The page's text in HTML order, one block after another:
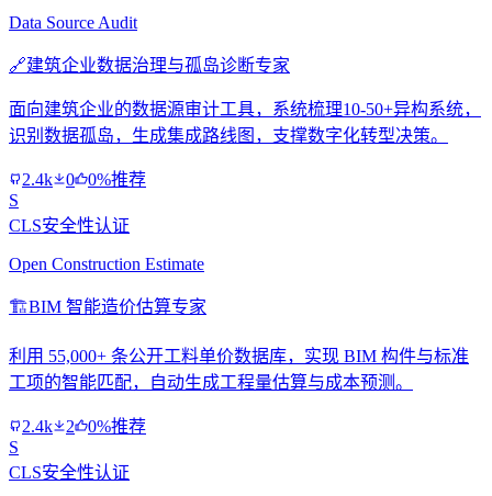
Data Source Audit
🔗建筑企业数据治理与孤岛诊断专家
面向建筑企业的数据源审计工具，系统梳理10-50+异构系统，
识别数据孤岛，生成集成路线图，支撑数字化转型决策。
2.4k 0
0%推荐
S
CLS安全性认证
Open Construction Estimate
🏗️BIM 智能造价估算专家
利用 55,000+ 条公开工料单价数据库，实现 BIM 构件与标准
工项的智能匹配，自动生成工程量估算与成本预测。
2.4k 2
0%推荐
S
CLS安全性认证